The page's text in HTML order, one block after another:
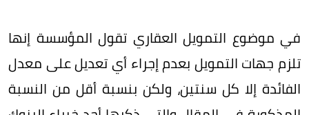
في موضوع التمويل العقاري تقول المؤسسة إنها
تلزم جهات التمويل بعدم إجراء أي تعديل على معدل
الفائدة إلا كل سنتين، ولكن بنسبة أقل من النسبة